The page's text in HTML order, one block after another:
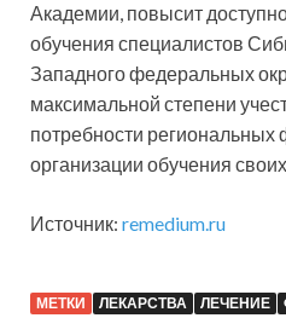
Академии, повысит
обучения специалистов
Западного федеральных
максимальной степени
потребности
организации обучения
Источник: remedium.ru
МЕТКИ ЛЕКАРСТВА ЛЕЧЕНИЕ